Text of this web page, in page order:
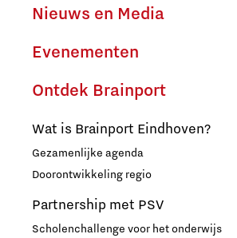
Studeren en
Brainport
Studeren in Brainport Eindhoven
Netcongestie in Brainport
Batterij-technologie en
Opschalen van bestaande
producten
Talent Hub voor Werkgevers
Digitalisering
1-op-1 adviesgesprek met een
Cybersecurity
Cyber Weerbaarheidscentum
Talent voor Semicon
Sociale Brainport Monitor
Regio Deal Brainport
Governance
A. Onderscheidend
Brainport
Werken bij Brainport
Stichting Brainport
Raad van Commissarissen
Jaarplannen en jaarverslagen
Nieuws en Media
Evenementen
Ontdek Brainport
Wat is Brainport Eindhoven?
Gezamenlijke agenda
Doorontwikkeling regio
Partnership met PSV
Scholenchallenge voor het onderwijs